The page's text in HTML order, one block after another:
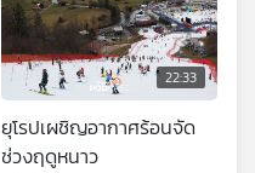
22:33
ยุโรปเผชิญอากาศร้อนจัด
ช่วงฤดูหนาว